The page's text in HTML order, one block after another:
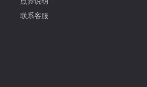
联系客服